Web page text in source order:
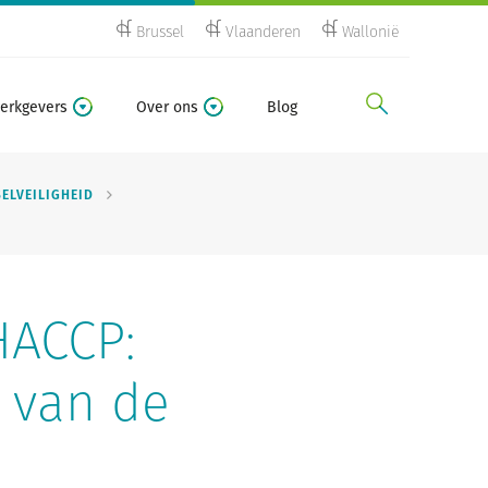
Brussel Vlaanderen Wallonië
Over ons Blog
de